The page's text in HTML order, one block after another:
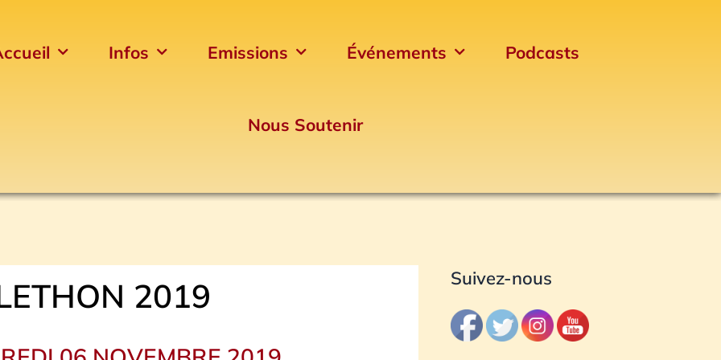
Infos Emissions Événements Podcasts
Nous Soutenir
2019 Suivez-nous
Archives